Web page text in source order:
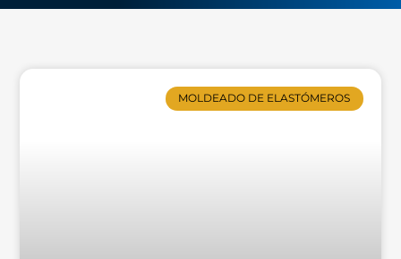
MOLDEADO DE ELASTÓMEROS